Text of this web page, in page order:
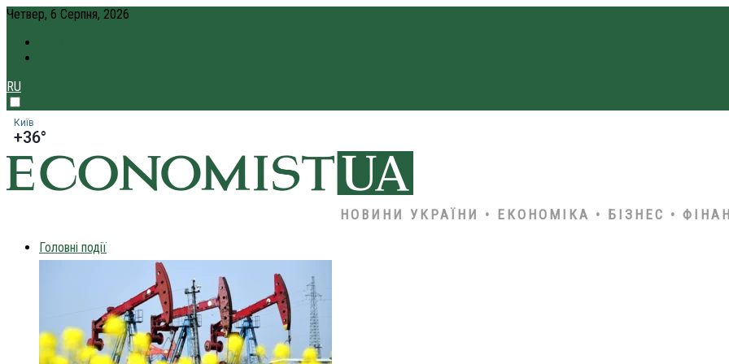
Четвер, 6 Серпня, 2026
RU
Київ
+36°
НОВИНИ УКРАЇНИ • ЕКОНОМІКА • БІЗНЕС •
Головні події